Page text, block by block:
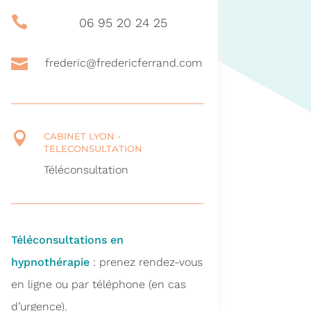
 06 95 20 24 25
 frederic@fredericferrand.com

CABINET LYON -
TELECONSULTATION
Téléconsultation
Téléconsultations en
hypnothérapie: prenez rendez-vous
en ligne ou par téléphone (en cas
d’urgence).